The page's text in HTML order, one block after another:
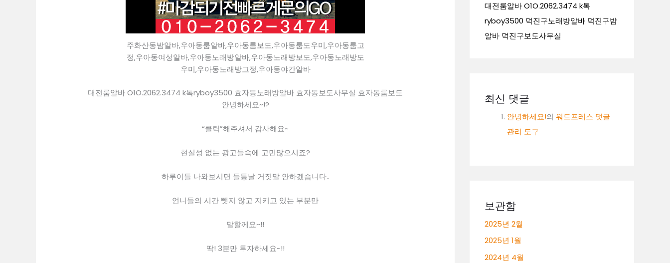
주화산동밤알바,우아동룸알바,우아동룸보도,우아동룸도우미,우아동룸고
정,우아동여성알바,우아동노래방알바,우아동노래방보도,우아동노래방도
우미,우아동노래방고정,우아동야간알바
대전룸알바 O1O.2062.3474 k톡ryboy3500 효자동노래방알바 효자동보도사무실 효자동룸보도
안녕하세요~!?
“클릭”해주셔서 감사해요~
현실성 없는 광고들속에 고민많으시죠?
하루이틀 나와보시면 들통날 거짓말 안하겠습니다..
언니들의 시간 뺏지 않고 지키고 있는 부분만
말할께요~!!
딱! 3분만 투자하세요~!!
대전룸알바 O1O.2062.3474 k톡
ryboy3500 덕진구노래방알바 덕진구밤
알바 덕진구보도사무실
최신 댓글
안녕하세요!의 워드프레스 댓글
관리 도구
보관함
2025년 2월
2025년 1월
2024년 4월